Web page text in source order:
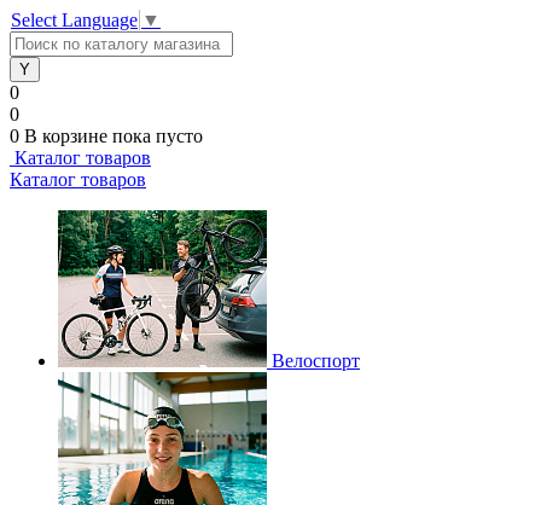
Select Language ▼
0
0
0 В корзине пока пусто
Каталог товаров
Каталог товаров
Велоспорт